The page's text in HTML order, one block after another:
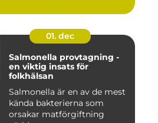
01. dec
Salmonella provtagning -
en viktig insats för
folkhälsan
Salmonella är en av de mest
kända bakterierna som
orsakar matförgiftning